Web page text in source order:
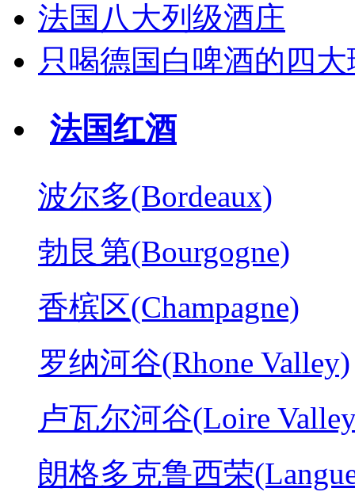
法国八大列级酒庄
只喝德国白啤酒的四
法国红酒
波尔多(Bordeaux)
勃艮第(Bourgogne)
香槟区(Champagne)
罗纳河谷(Rhone Valley)
卢瓦尔河谷(Loire
朗格多克鲁西荣